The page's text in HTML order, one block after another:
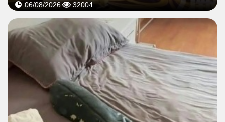
06/08/2026 32004